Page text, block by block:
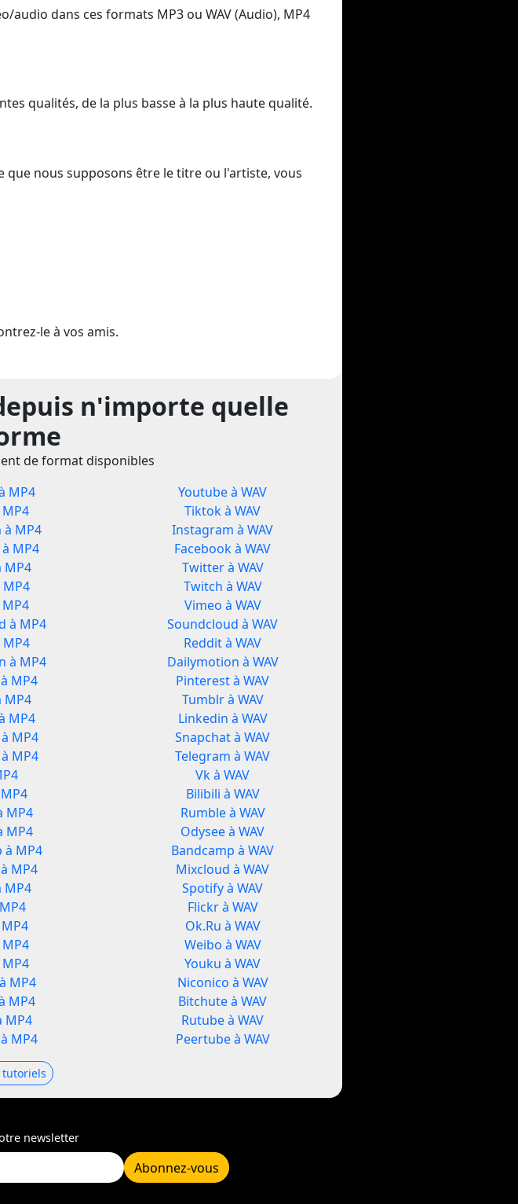
dans ces formats MP3 ou WAV (Audio), MP4
qualités, de la plus basse à la plus haute qualité.
que nous supposons être le titre ou l'artiste, vous
le à vos amis.
n'importe quelle
de format disponibles
MP4
MP4
MP4
MP4
à MP4
MP4
à MP4
MP4
MP4
MP4
MP4
MP4
MP4
MP4
à MP4
MP4
MP4
MP4
MP4
MP4
MP4
Youtube à WAV
Tiktok à WAV
Instagram à WAV
Facebook à WAV
Twitter à WAV
Twitch à WAV
Vimeo à WAV
Soundcloud à WAV
Reddit à WAV
Dailymotion à WAV
Pinterest à WAV
Tumblr à WAV
Linkedin à WAV
Snapchat à WAV
Telegram à WAV
Vk à WAV
Bilibili à WAV
Rumble à WAV
Odysee à WAV
Bandcamp à WAV
Mixcloud à WAV
Spotify à WAV
Flickr à WAV
Ok.Ru à WAV
Weibo à WAV
Youku à WAV
Niconico à WAV
Bitchute à WAV
Rutube à WAV
Peertube à WAV
tutoriels
newsletter
Abonnez-vous